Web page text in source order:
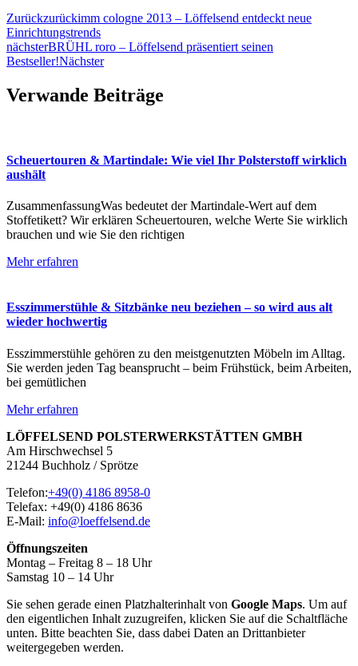
Zurückzurückimm cologne 2013 – Löffelsend entdeckt neue
Einrichtungstrends
nächsterBRÜHL roro – Löffelsend präsentiert seinen
Bestseller!Nächster
Verwande Beiträge
Scheuertouren & Martindale: Wie viel Ihr Polsterstoff wirklich
aushält
ZusammenfassungWas bedeutet der Martindale-Wert auf dem
Stoffetikett? Wir erklären Scheuertouren, welche Werte Sie wirklich
brauchen und wie Sie den richtigen
Mehr erfahren
Esszimmerstühle & Sitzbänke neu beziehen – so wird aus alt
wieder hochwertig
Esszimmerstühle gehören zu den meistgenutzten Möbeln im Alltag.
Sie werden jeden Tag beansprucht – beim Frühstück, beim Arbeiten,
bei gemütlichen
Mehr erfahren
LÖFFELSEND POLSTERWERKSTÄTTEN GMBH
Am Hirschwechsel 5
21244 Buchholz / Sprötze
Telefon:+49(0) 4186 8958-0
Telefax: +49(0) 4186 8636
E-Mail: info@loeffelsend.de
Öffnungszeiten
Montag – Freitag 8 – 18 Uhr
Samstag 10 – 14 Uhr
Sie sehen gerade einen Platzhalterinhalt von Google Maps. Um auf
den eigentlichen Inhalt zuzugreifen, klicken Sie auf die Schaltfläche
unten. Bitte beachten Sie, dass dabei Daten an Drittanbieter
weitergegeben werden.